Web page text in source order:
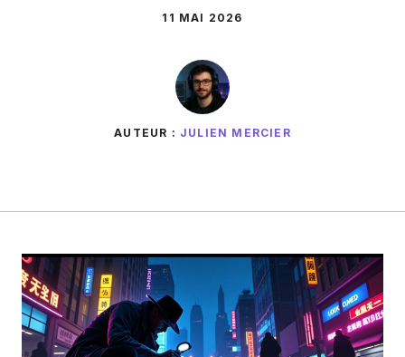
11 MAI 2026
AUTEUR : JULIEN MERCIER